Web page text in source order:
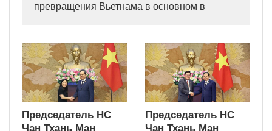
превращения Вьетнама в основном в
Председатель НС
Чан Тхань Ман
Председатель НС
Чан Тхань Ман